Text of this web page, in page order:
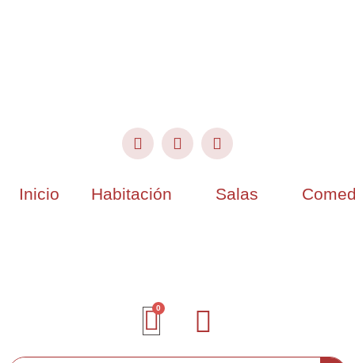
Inicio Habitación Salas